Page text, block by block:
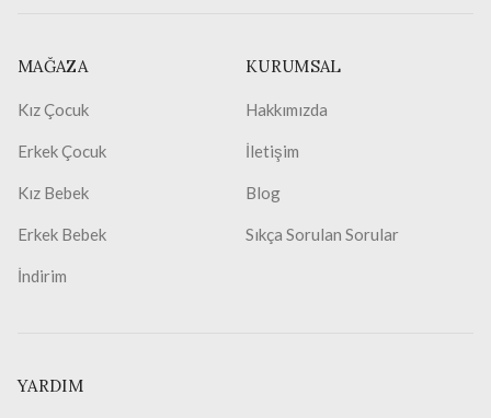
MAĞAZA
Kız Çocuk
Erkek Çocuk
Kız Bebek
Erkek Bebek
İndirim
KURUMSAL
Hakkımızda
İletişim
Blog
Sıkça Sorulan Sorular
YARDIM